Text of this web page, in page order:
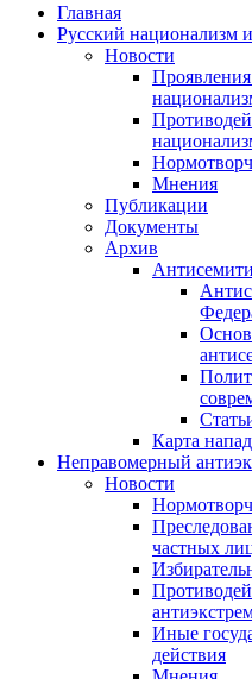
Главная
Русский национализм
Новости
Мнения
Публикации
Документы
Архив
Карта
Неправомерный
Новости
частных
Иные
действия